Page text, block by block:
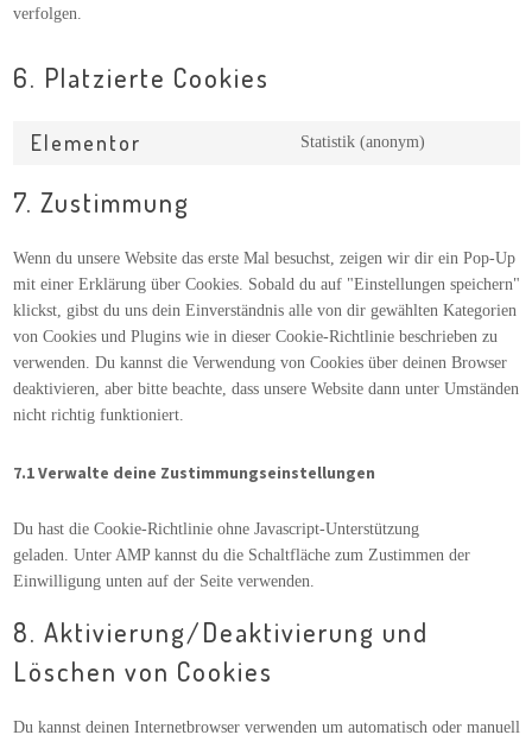
verfolgen.
6. Platzierte Cookies
Elementor Statistik (anonym)
7. Zustimmung
Wenn du unsere Website das erste Mal besuchst, zeigen wir dir ein Pop-Up
mit einer Erklärung über Cookies. Sobald du auf "Einstellungen speichern"
klickst, gibst du uns dein Einverständnis alle von dir gewählten Kategorien
von Cookies und Plugins wie in dieser Cookie-Richtlinie beschrieben zu
verwenden. Du kannst die Verwendung von Cookies über deinen Browser
deaktivieren, aber bitte beachte, dass unsere Website dann unter Umständen
nicht richtig funktioniert.
7.1 Verwalte deine Zustimmungseinstellungen
Du hast die Cookie-Richtlinie ohne Javascript-Unterstützung
geladen. Unter AMP kannst du die Schaltfläche zum Zustimmen der
Einwilligung unten auf der Seite verwenden.
8. Aktivierung/Deaktivierung und
Löschen von Cookies
Du kannst deinen Internetbrowser verwenden um automatisch oder manuell